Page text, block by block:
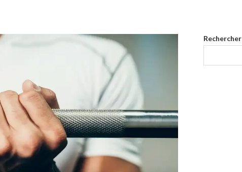
Rechercher